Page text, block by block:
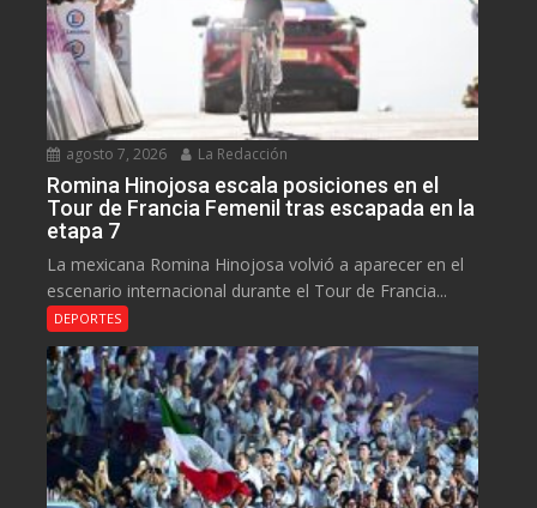
agosto 7, 2026 La Redacción
Romina Hinojosa escala posiciones en el
Tour de Francia Femenil tras escapada en la
etapa 7
La mexicana Romina Hinojosa volvió a aparecer en el
escenario internacional durante el Tour de Francia...
DEPORTES